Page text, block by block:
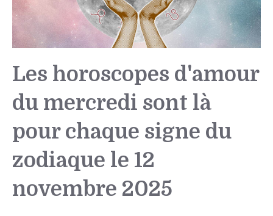
Les horoscopes d'amour
du mercredi sont là
pour chaque signe du
zodiaque le 12
novembre 2025